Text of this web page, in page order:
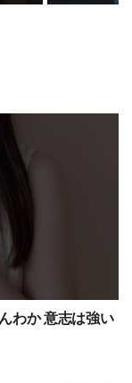
わか 意志は強い